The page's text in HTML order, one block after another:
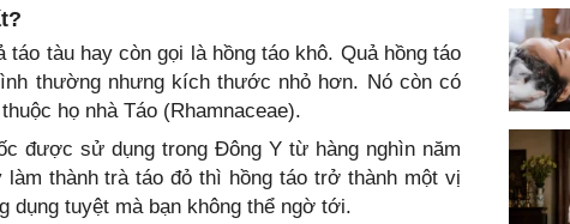
tàu hay còn gọi là hồng táo khô. Quả hồng táo
thường nhưng kích thước nhỏ hơn. Nó còn có
họ nhà Táo (Rhamnaceae).
được sử dụng trong Đông Y từ hàng nghìn năm
thành trà táo đỏ thì hồng táo trở thành một vị
dụng tuyệt mà bạn không thể ngờ tới.